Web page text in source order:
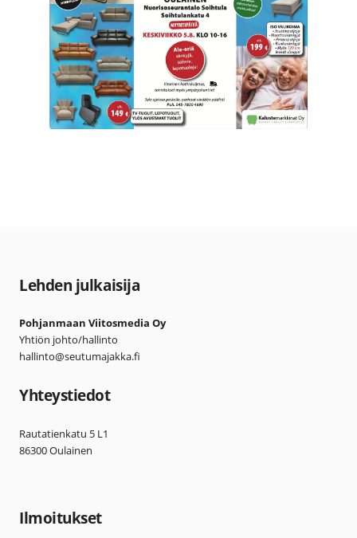
Lehden julkaisija
Pohjanmaan Viitosmedia Oy
Yhtiön johto/hallinto
hallinto@seutumajakka.fi
Yhteystiedot
Rautatienkatu 5 L1
86300 Oulainen
Ilmoitukset